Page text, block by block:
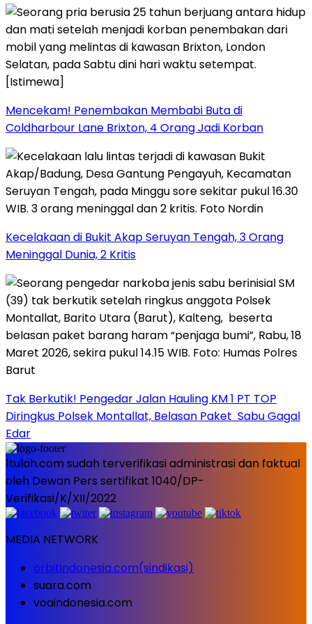
Mencekam! Penembakan Membabi Buta di
Coldharbour Lane Brixton, 4 Orang Jadi Korban
Kecelakaan di Bukit Akap Seruyan Tengah, 3 Orang
Meninggal Dunia, 2 Kritis
Tak Berkutik! Pengedar Jalan Hauling KM 1 PT TOP
Diringkus Polsek Montallat, Belasan Paket Sabu Gagal
Edar
1tulah.com sudah terverifikasi administrasi dan faktual
oleh Dewan Pers sertifikat 1040/DP-
Verifikasi/K/XII/2022
MEDIA NETWORK
orbitindonesia.com(sindikasi)
suara.com
voaindonesia.com